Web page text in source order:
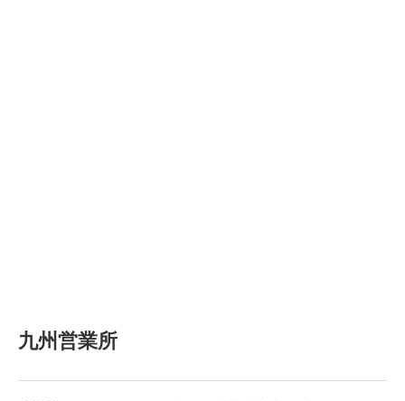
九州営業所